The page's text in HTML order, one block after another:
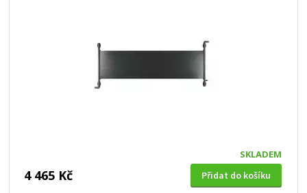
SKLADEM
4 465 Kč Přidat do košíku